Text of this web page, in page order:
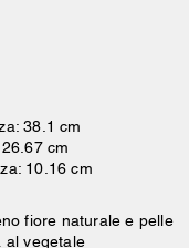
38.1 cm
cm
10.16 cm
fiore naturale e pelle
al vegetale